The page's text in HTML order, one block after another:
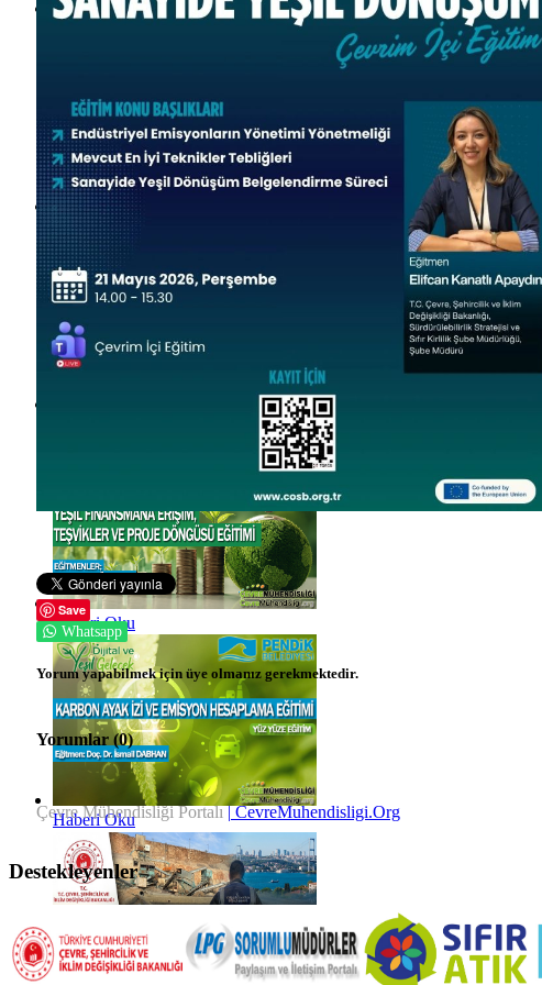
Haberi Oku
Haberi Oku
Haberi Oku
Save
Whatsapp
Yorum yapabilmek için üye olmanız gerekmektedir.
Yorumlar (0)
Çevre Mühendisliği Portalı| CevreMuhendisligi.Org
Destekleyenler